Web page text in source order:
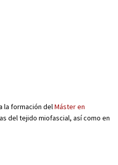
la formación del Máster en
del tejido miofascial, así como en